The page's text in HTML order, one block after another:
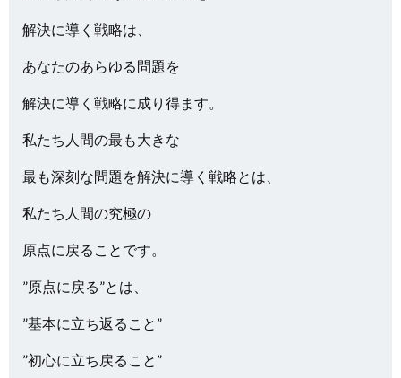
解決に導く戦略は、
あなたのあらゆる問題を
解決に導く戦略に成り得ます。
私たち人間の最も大きな
最も深刻な問題を解決に導く戦略とは、
私たち人間の究極の
原点に戻ることです。
”原点に戻る”とは、
”基本に立ち返ること”
”初心に立ち戻ること”